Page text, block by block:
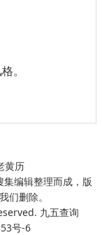
。
黄历
编辑整理而成，版
们删除。
九五查询
号-6